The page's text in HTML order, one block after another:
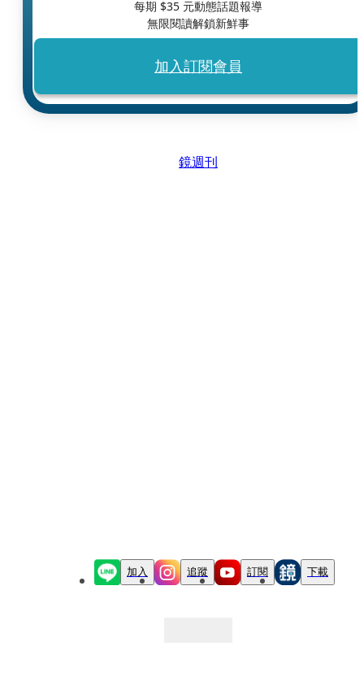
每期 $35 元動態話題報導
無限閱讀解鎖新鮮事
加入訂閱會員
鏡週刊
加入 追蹤 訂閱 下載